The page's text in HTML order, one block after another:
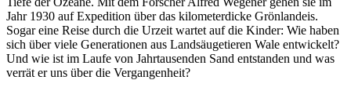
Jahr 1930 auf Expedition über das kilometerdicke Grönlandeis.
Sogar eine Reise durch die Urzeit wartet auf die Kinder: Wie haben
sich über viele Generationen aus Landsäugetieren Wale entwickelt?
Und wie ist im Laufe von Jahrtausenden Sand entstanden und was
verrät er uns über die Vergangenheit?